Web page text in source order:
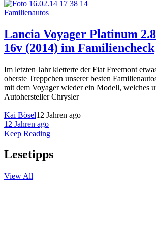
Familienautos
Lancia Voyager Platinum
16v (2014) im Familiencheck
Im letzten Jahr kletterte der Fiat Freemont
oberste Treppchen unserer besten
mit dem Voyager wieder ein Modell, welches
Autohersteller Chrysler
Kai Bösel12 Jahren ago
12 Jahren ago
Keep Reading
Lesetipps
View All